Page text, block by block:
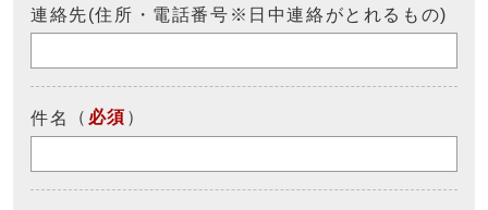
連絡先(住所・電話番号※日中連絡がとれるもの)
件名 （ 必須 ）